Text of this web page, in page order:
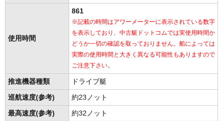
使用時間
861
※記載の時間はアワーメーターに表示されている数字
を表示しており、中古艇ドットコムでは実使用時間か
どうか一切の確認を取っておりません。船によっては
実際の使用時間と大きく異なる可能性もありますので
ご注意下さい。
推進機器種類 ドライブ艇
巡航速度(参考) 約23ノット
最高速度(参考) 約32ノット